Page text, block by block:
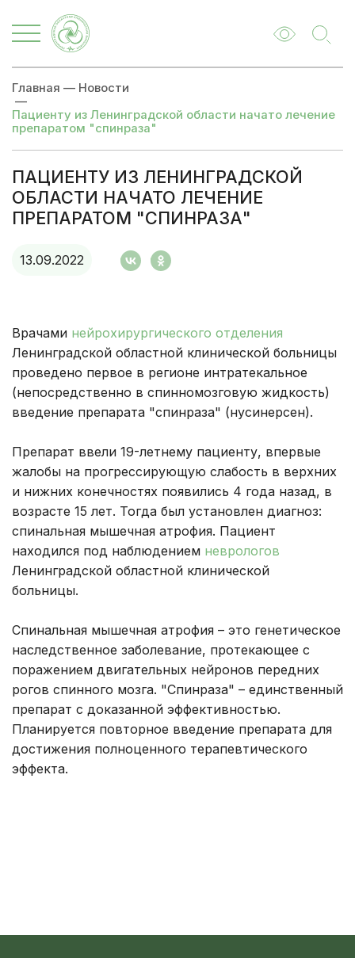
Главная — Новости
—
Пациенту из Ленинградской области начато лечение
препаратом "спинраза"
ПАЦИЕНТУ ИЗ ЛЕНИНГРАДСКОЙ
ОБЛАСТИ НАЧАТО ЛЕЧЕНИЕ
ПРЕПАРАТОМ "СПИНРАЗА"
13.09.2022
Врачами нейрохирургического отделения
Ленинградской областной клинической больницы
проведено первое в регионе интратекальное
(непосредственно в спинномозговую жидкость)
введение препарата "спинраза" (нусинерсен).
Препарат ввели 19-летнему пациенту, впервые
жалобы на прогрессирующую слабость в верхних
и нижних конечностях появились 4 года назад, в
возрасте 15 лет. Тогда был установлен диагноз:
спинальная мышечная атрофия. Пациент
находился под наблюдением неврологов
Ленинградской областной клинической
больницы.
Спинальная мышечная атрофия – это генетическое
наследственное заболевание, протекающее с
поражением двигательных нейронов передних
рогов спинного мозга. "Спинраза" – единственный
препарат с доказанной эффективностью.
Планируется повторное введение препарата для
достижения полноценного терапевтического
эффекта.